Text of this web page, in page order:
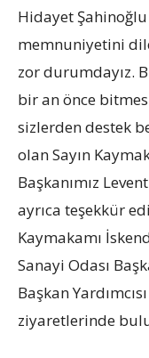
Hidayet
memnuniyetini
zor durumdayız.
bir an önce
sizlerden destek
olan Sayın
Başkanımız
ayrıca teşekkür
Kaymakamı
Sanayi Odası
Başkan
ziyaretlerinde